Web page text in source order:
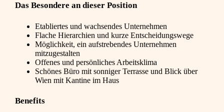
Das Besondere an dieser Position
Etabliertes und wachsendes Unternehmen
Flache Hierarchien und kurze Entscheidungswege
Möglichkeit, ein aufstrebendes Unternehmen
mitzugestalten
Offenes und persönliches Arbeitsklima
Schönes Büro mit sonniger Terrasse und Blick über
Wien mit Kantine im Haus
Benefits